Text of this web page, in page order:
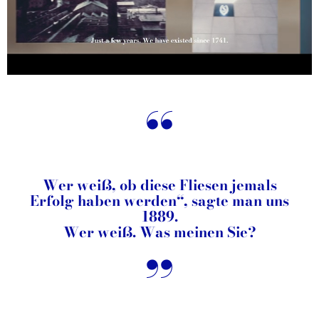
“
Wer weiß, ob diese Fliesen jemals
Erfolg haben werden“, sagte man uns
1889.
Wer weiß. Was meinen Sie?
”